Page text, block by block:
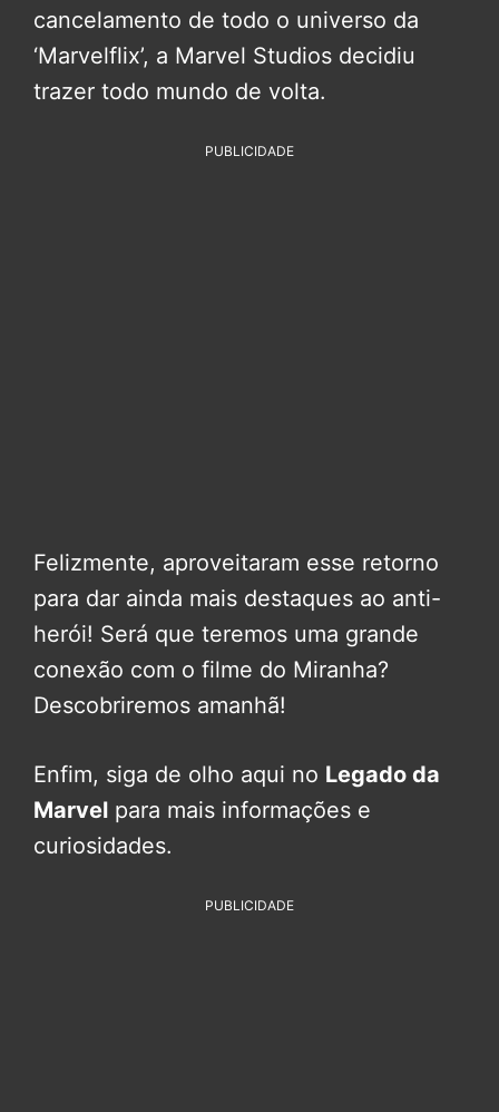
cancelamento de todo o universo da
‘Marvelflix’, a Marvel Studios decidiu
trazer todo mundo de volta.
PUBLICIDADE
Felizmente, aproveitaram esse retorno
para dar ainda mais destaques ao anti-
herói! Será que teremos uma grande
conexão com o filme do Miranha?
Descobriremos amanhã!
Enfim, siga de olho aqui no Legado da
Marvel para mais informações e
curiosidades.
PUBLICIDADE